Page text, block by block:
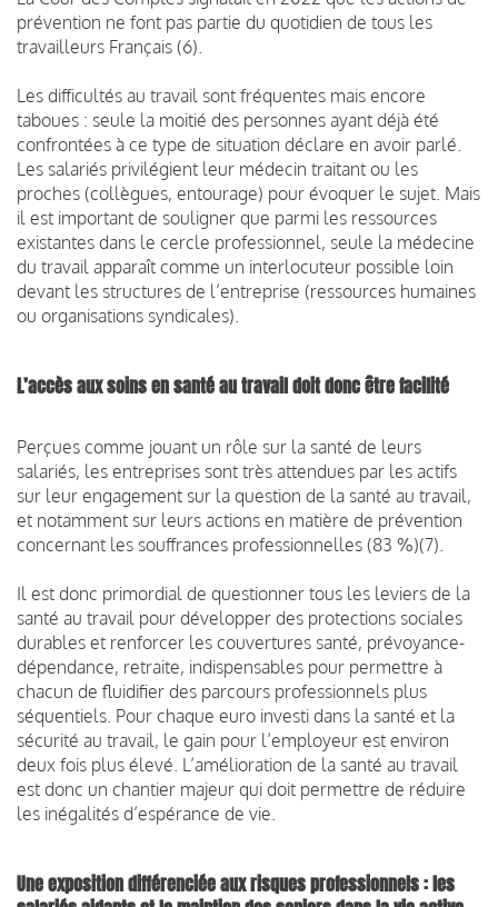
prévention ne font pas partie du quotidien de tous les
travailleurs Français (6).
Les difficultés au travail sont fréquentes mais encore
taboues : seule la moitié des personnes ayant déjà été
confrontées à ce type de situation déclare en avoir parlé.
Les salariés privilégient leur médecin traitant ou les
proches (collègues, entourage) pour évoquer le sujet. Mais
il est important de souligner que parmi les ressources
existantes dans le cercle professionnel, seule la médecine
du travail apparaît comme un interlocuteur possible loin
devant les structures de l’entreprise (ressources humaines
ou organisations syndicales).
L’accès aux soins en santé au travail doit donc être facilité
Perçues comme jouant un rôle sur la santé de leurs
salariés, les entreprises sont très attendues par les actifs
sur leur engagement sur la question de la santé au travail,
et notamment sur leurs actions en matière de prévention
concernant les souffrances professionnelles (83 %)(7).
Il est donc primordial de questionner tous les leviers de la
santé au travail pour développer des protections sociales
durables et renforcer les couvertures santé, prévoyance-
dépendance, retraite, indispensables pour permettre à
chacun de fluidifier des parcours professionnels plus
séquentiels. Pour chaque euro investi dans la santé et la
sécurité au travail, le gain pour l’employeur est environ
deux fois plus élevé. L’amélioration de la santé au travail
est donc un chantier majeur qui doit permettre de réduire
les inégalités d’espérance de vie.
Une exposition différenciée aux risques professionnels : les